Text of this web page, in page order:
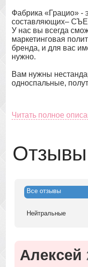
Фабрика «Грацио»
составляющих–
У нас вы всегда
маркетинговая
бренда, и для вас
нужно.
Вам нужны
односпальные,
Читать полное
Отзывы
Все отзывы
Нейтральные
Алексей